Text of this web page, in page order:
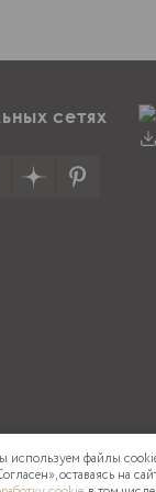
сетях
Цвета материалов на
реальные образцы
используем файлы
оставаясь на